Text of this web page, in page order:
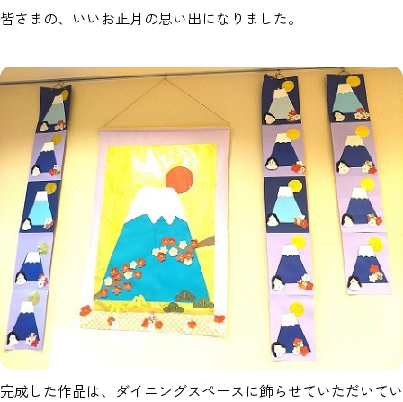
皆さまの、いいお正月の思い出になりました。
完成した作品は、ダイニングスペースに飾らせていただいてい